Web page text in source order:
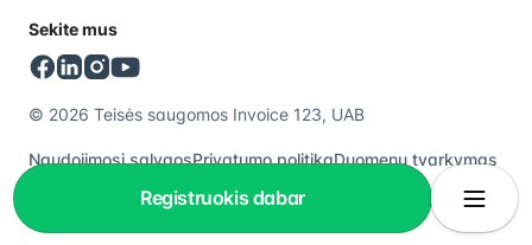
Registruokis dabar
Sekite mus
© 2026 Teisės saugomos Invoice 123, UAB
Naudojimosi sąlygosPrivatumo politikaDuomenų tvarkymas